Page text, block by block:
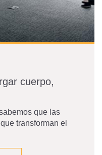
cuerpo,
que las
transforman el